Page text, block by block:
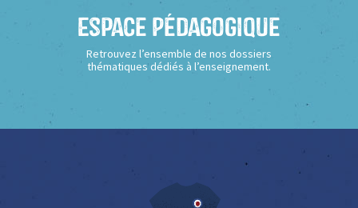
Espace Pédagogique
Retrouvez l’ensemble de nos dossiers
thématiques dédiés à l’enseignement.